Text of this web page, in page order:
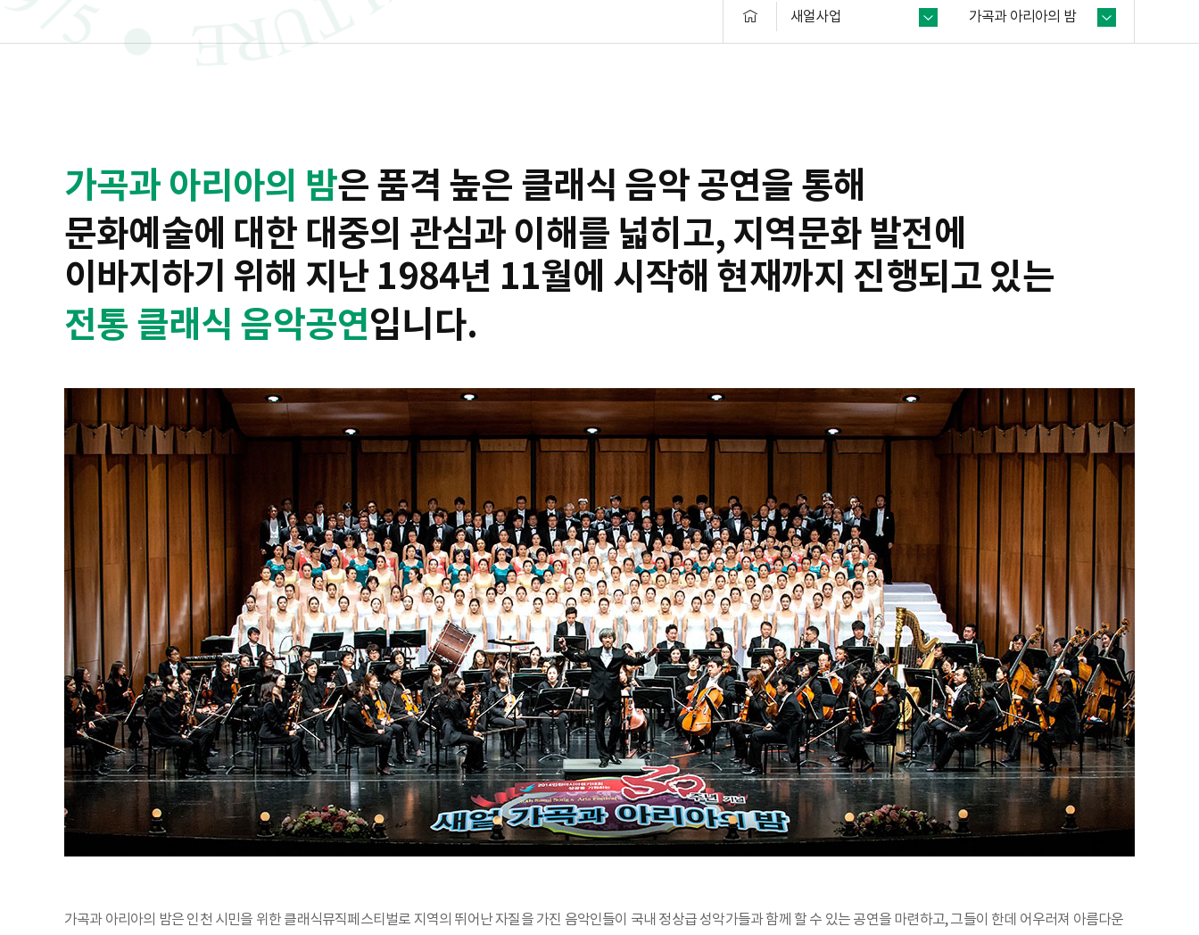
새얼사업 가곡과 아리아의 밤
가곡과 아리아의 밤은 품격 높은 클래식 음악 공연을 통해
문화예술에 대한 대중의 관심과 이해를 넓히고, 지역문화 발전에
이바지하기 위해 지난 1984년 11월에 시작해 현재까지 진행되고 있는
전통 클래식 음악공연입니다.
가곡과 아리아의 밤은 인천 시민을 위한 클래식뮤직페스티벌로 지역의 뛰어난 자질을 가진 음악인들이 국내 정상급 성악가들과 함께 할 수 있는 공연을 마련하고, 그들이 한데 어우러져 아름다운